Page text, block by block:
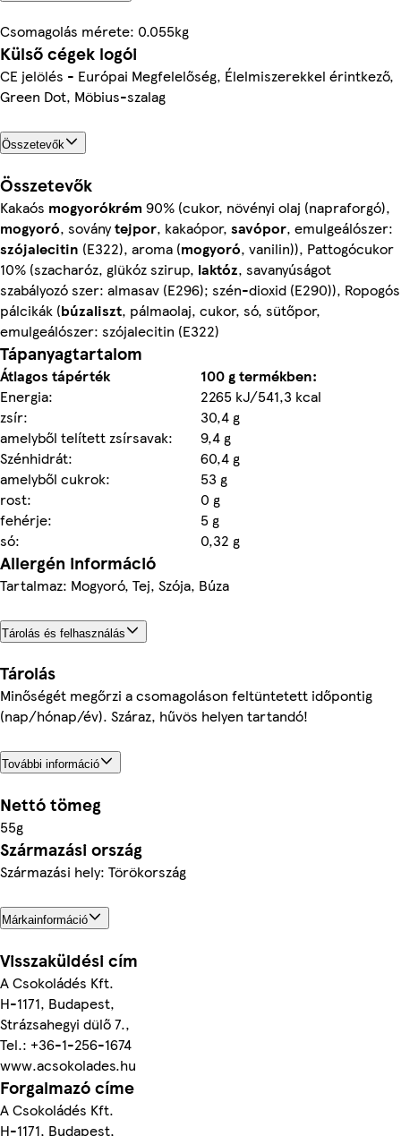
Csomagolás mérete: 0.055kg
Külső cégek logói
CE jelölés - Európai Megfelelőség, Élelmiszerekkel érintkező,
Green Dot, Möbius-szalag
Összetevők
Összetevők
Kakaós mogyorókrém 90% (cukor, növényi olaj (napraforgó),
mogyoró, soványtejpor, kakaópor, savópor, emulgeálószer:
szójalecitin (E322), aroma (mogyoró, vanilin)), Pattogócukor
10% (szacharóz, glükóz szirup, laktóz, savanyúságot
szabályozó szer: almasav (E296); szén-dioxid (E290)), Ropogós
pálcikák (búzaliszt, pálmaolaj, cukor, só, sütőpor,
emulgeálószer: szójalecitin (E322)
Tápanyagtartalom
Átlagos tápérték
100 g termékben:
Energia:
2265 kJ/541,3 kcal
zsír:
30,4 g
amelyből telített zsírsavak:
9,4 g
Szénhidrát:
60,4 g
amelyből cukrok:
53 g
rost:
0 g
fehérje:
5 g
só:
0,32 g
Allergén információ
Tartalmaz: Mogyoró, Tej, Szója, Búza
Tárolás és felhasználás
Tárolás
Minőségét megőrzi a csomagoláson feltüntetett időpontig
(nap/hónap/év). Száraz, hűvös helyen tartandó!
További információ
Nettó tömeg
55g
Származási ország
Származási hely: Törökország
Márkainformáció
Visszaküldési cím
A Csokoládés Kft.
H-1171, Budapest,
Strázsahegyi dülő 7.,
Tel.: +36-1-256-1674
www.acsokolades.hu
Forgalmazó címe
A Csokoládés Kft.
H-1171, Budapest,